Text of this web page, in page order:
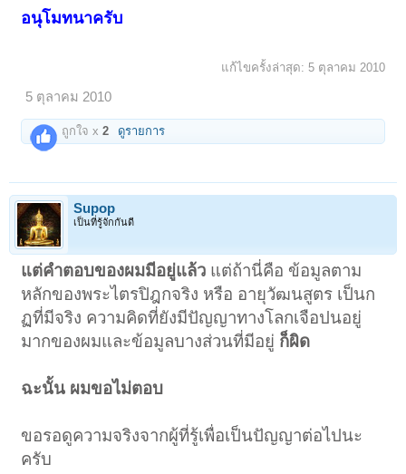
อนุโมทนาครับ
แก้ไขครั้งล่าสุด: 5 ตุลาคม 2010
5 ตุลาคม 2010
ถูกใจ x2 ดูรายการ
Supop
เป็นที่รู้จักกันดี
แต่คำตอบของผมมีอยู่แล้ว แต่ถ้านี่คือ ข้อมูลตาม
หลักของพระไตรปิฎกจริง หรือ อายุวัฒนสูตร เป็นก
ฏที่มีจริง ความคิดที่ยังมีปัญญาทางโลกเจือปนอยู่
มากของผมและข้อมูลบางส่วนที่มีอยู่ ก็ผิด
ฉะนั้น ผมขอไม่ตอบ
ขอรอดูความจริงจากผู้ที่รู้เพื่อเป็นปัญญาต่อไปนะ
ครับ